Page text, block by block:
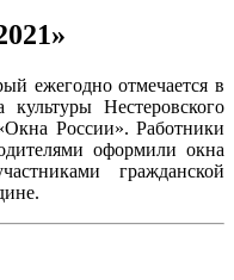
ежегодно отмечается в
Нестеровского
России». Работники
оформили окна
гражданской